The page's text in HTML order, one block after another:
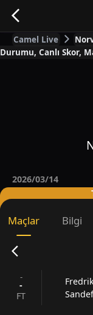
Camel Live
Durumu, Canlı Skor,
2026/03/14
Maçlar Bilgi
-
-
FT